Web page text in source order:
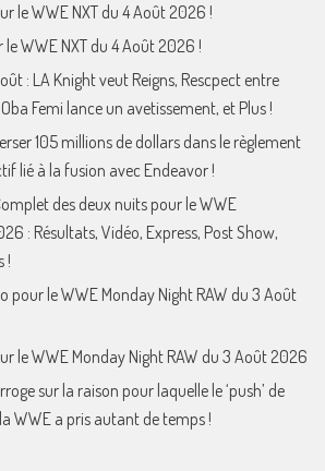
le WWE NXT du 4 Août 2026 !
WWE NXT du 4 Août 2026 !
: LA Knight veut Reigns, Rescpect entre
Femi lance un avetissement, et Plus !
105 millions de dollars dans le règlement
lié à la fusion avec Endeavor !
des deux nuits pour le WWE
: Résultats, Vidéo, Express, Post Show,
!
pour le WWE Monday Night RAW du 3 Août
le WWE Monday Night RAW du 3 Août 2026
sur la raison pour laquelle le ‘push’ de
WWE a pris autant de temps !